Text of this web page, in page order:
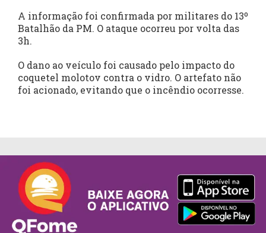
A informação foi confirmada por militares do 13º
Batalhão da PM. O ataque ocorreu por volta das
3h.
O dano ao veículo foi causado pelo impacto do
coquetel molotov contra o vidro. O artefato não
foi acionado, evitando que o incêndio ocorresse.